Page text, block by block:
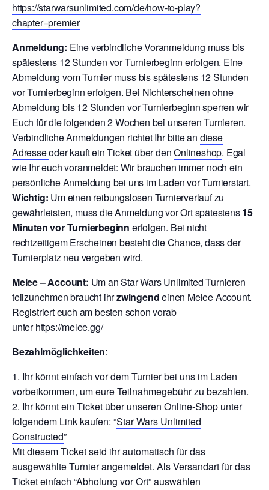
https://starwarsunlimited.com/de/how-to-play?
chapter=premier
Anmeldung: Eine verbindliche Voranmeldung muss bis
spätestens 12 Stunden vor Turnierbeginn erfolgen. Eine
Abmeldung vom Turnier muss bis spätestens 12 Stunden
vor Turnierbeginn erfolgen. Bei Nichterscheinen ohne
Abmeldung bis 12 Stunden vor Turnierbeginn sperren wir
Euch für die folgenden 2 Wochen bei unseren Turnieren.
Verbindliche Anmeldungen richtet Ihr bitte an diese
Adresseoder kauft ein Ticket über denOnlineshop. Egal
wie Ihr euch voranmeldet: Wir brauchen immer noch ein
persönliche Anmeldung bei uns im Laden vor Turnierstart.
Wichtig: Um einen reibungslosen Turnierverlauf zu
gewährleisten, muss die Anmeldung vor Ort spätestens15
Minuten vor Turnierbeginn erfolgen. Bei nicht
rechtzeitigem Erscheinen besteht die Chance, dass der
Turnierplatz neu vergeben wird.
Melee – Account: Um an Star Wars Unlimited Turnieren
teilzunehmen braucht ihrzwingendeinen Melee Account.
Registriert euch am besten schon vorab
unterhttps://melee.gg/
Bezahlmöglichkeiten:
Ihr könnt einfach vor dem Turnier bei uns im Laden
vorbeikommen, um eure Teilnahmegebühr zu bezahlen.
Ihr könnt ein Ticket über unseren Online-Shop unter
folgendem Link kaufen: “Star Wars Unlimited
Constructed”
Mit diesem Ticket seid ihr automatisch für das
ausgewählte Turnier angemeldet. Als Versandart für das
Ticket einfach “Abholung vor Ort” auswählen